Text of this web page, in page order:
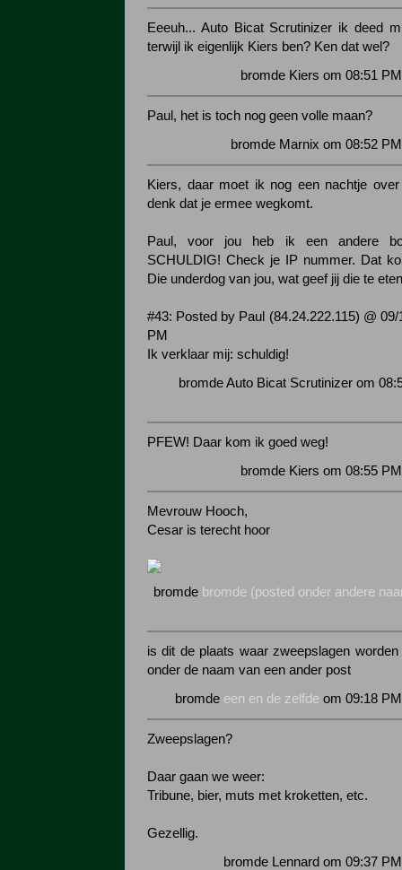
Eeeuh... Auto Bicat Scrutinizer ik deed
terwijl ik eigenlijk Kiers ben? Ken dat wel?
bromde Kiers om 08:51
Paul, het is toch nog geen volle maan?
bromde Marnix om 08:52
Kiers, daar moet ik nog een nachtje
denk dat je ermee wegkomt.
Paul, voor jou heb ik een andere
SCHULDIG! Check je IP nummer. Dat
Die underdog van jou, wat geef jij die te
#43: Posted by Paul (84.24.222.115) @
PM
Ik verklaar mij: schuldig!
bromde Auto Bicat Scrutinizer om
PFEW! Daar kom ik goed weg!
bromde Kiers om 08:55
Mevrouw Hooch,
Cesar is terecht hoor
bromde bromde (posted onder andere
is dit de plaats waar zweepslagen
onder de naam van een ander post
bromde een en de zelfde om 09:18
Zweepslagen?
Daar gaan we weer:
Tribune, bier, muts met kroketten, etc.
Gezellig.
bromde Lennard om 09:37